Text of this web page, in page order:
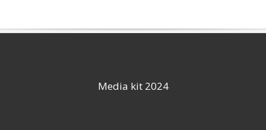
Media kit 2024